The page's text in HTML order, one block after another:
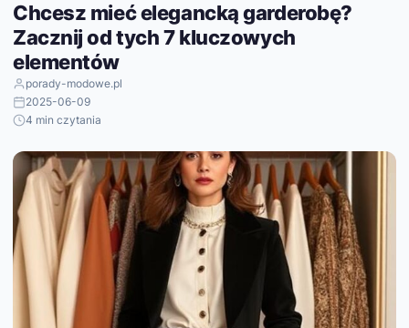
Chcesz mieć elegancką garderobę?
Zacznij od tych 7 kluczowych
elementów
porady-modowe.pl
2025-06-09
4 min czytania